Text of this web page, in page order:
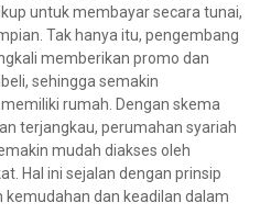
untuk membayar secara tunai,
Tak hanya itu, pengembang
memberikan promo dan
sehingga semakin
rumah. Dengan skema
terjangkau, perumahan syariah
mudah diakses oleh
Hal ini sejalan dengan prinsip
dan keadilan dalam